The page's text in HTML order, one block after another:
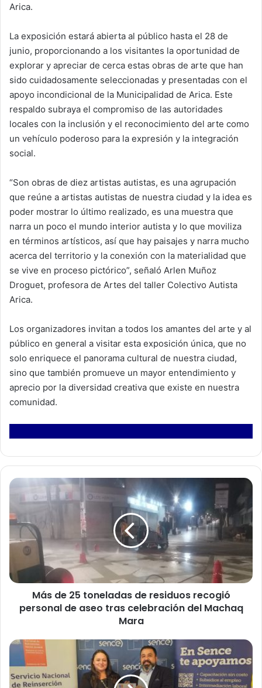
Arica.
La exposición estará abierta al público hasta el 28 de
junio, proporcionando a los visitantes la oportunidad de
explorar y apreciar de cerca estas obras de arte que han
sido cuidadosamente seleccionadas y presentadas con el
apoyo incondicional de la Municipalidad de Arica. Este
respaldo subraya el compromiso de las autoridades
locales con la inclusión y el reconocimiento del arte como
un vehículo poderoso para la expresión y la integración
social.
“Son obras de diez artistas autistas, es una agrupación
que reúne a artistas autistas de nuestra ciudad y la idea es
poder mostrar lo último realizado, es una muestra que
narra un poco el mundo interior autista y lo que moviliza
en términos artísticos, así que hay paisajes y narra mucho
acerca del territorio y la conexión con la materialidad que
se vive en proceso pictórico”, señaló Arlen Muñoz
Droguet, profesora de Artes del taller Colectivo Autista
Arica.
Los organizadores invitan a todos los amantes del arte y al
público en general a visitar esta exposición única, que no
solo enriquece el panorama cultural de nuestra ciudad,
sino que también promueve un mayor entendimiento y
aprecio por la diversidad creativa que existe en nuestra
comunidad.
M
d
2
o
d
s
d
Más de 25 toneladas de residuos recogió
personal de aseo tras celebración del Machaq
Mara
S
n
c